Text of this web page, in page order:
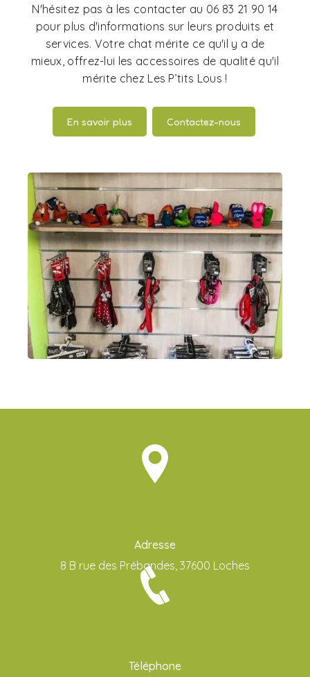
N'hésitez pas à les contacter au 06 83 21 90 14
pour plus d'informations sur leurs produits et
services. Votre chat mérite ce qu'il y a de
mieux, offrez-lui les accessoires de qualité qu'il
mérite chez Les P’tits Lous !
En savoir plus Contactez-nous
Adresse
8 B rue des Prébandes, 37600 Loches
Téléphone